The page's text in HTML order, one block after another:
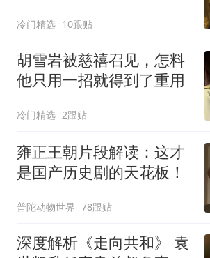
冷门精选 10跟贴
胡雪岩被慈禧召见，怎料
他只用一招就得到了重用
冷门精选 2跟贴
雍正王朝片段解读：这才
是国产历史剧的天花板！
普陀动物世界 78跟贴
深度解析《走向共和》 袁